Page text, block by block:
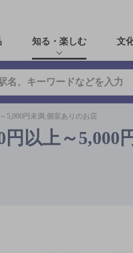
知る・楽しむ 文
5,000円未満,個室ありのお店
以上～5,000